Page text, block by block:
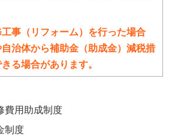
事（リフォーム）を行った場合
治体から補助金（助成金）減税措
る場合があります。
費用助成制度
制度